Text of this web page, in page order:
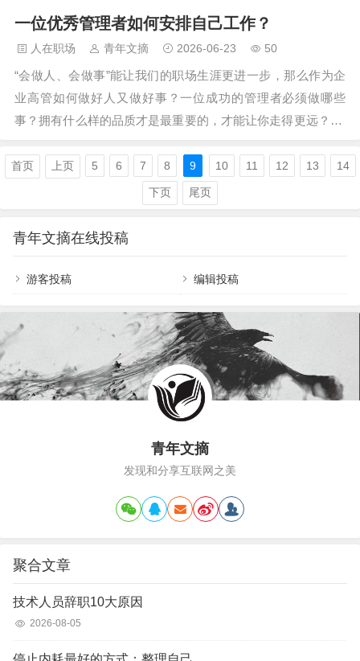
现很多的家长和学校，都是禁止孩子玩手
种“坚毅”的家长。孟浩妈妈…
喜庆，纷纷抢着做抱娃“第一人”。孩子出
生“第一抱”有讲究，这3类人关系再好，
也得避嫌虽然“第一抱”是爱的传递，但并
不是所有人都适合抱宝宝，这3类人关系
再好，也得避嫌1、经常抽烟的人经常抽
属等有害物质，有很大的概率会通过皮肤
接触、衣物残留等传递给宝宝，不利于生
长发育。而且新生儿抵抗力差，呼吸系统
一位优秀管理者如何安排自己工作？
人在职场 青年文摘 2026-06-23 50
“会做人、会做事”能让我们的职场生涯更进一步，那么作为企
业高管如何做好人又做好事？一位成功的管理者必须做哪些
事？拥有什么样的品质才是最重要的，才能让你走得更远？ 每
应该做的主要工作。 3. 了解至少一个部门销售拓展情况或进行
相应指导。 4. 考虑一个公司的不足之处，并想出准备改善的方
首页 上页 5 6 7 8 9 10 11 12 13 14
下页 尾页
青年文摘在线投稿
游客投稿 编辑投稿
青年文摘
发现和分享互联网之美
聚合文章
技术人员辞职10大原因
2026-08-05